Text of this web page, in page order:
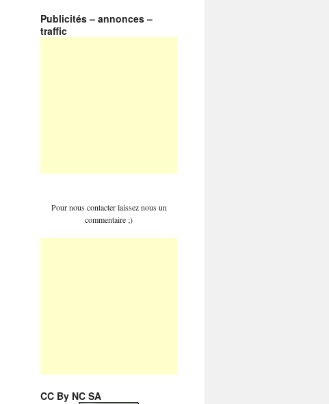
Publicités – annonces –
traffic
Pour nous contacter laissez nous un
commentaire ;)
CC By NC SA